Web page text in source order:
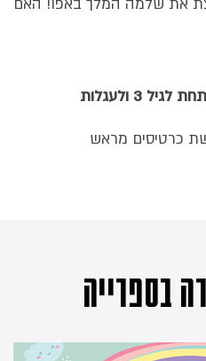
3 ולעגלות
כרטיסים מראש
בספרייה